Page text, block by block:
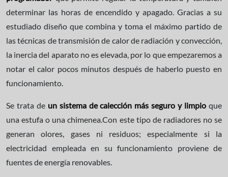
determinar las horas de encendido y apagado. Gracias a su
estudiado diseño que combina y toma el máximo partido de
las técnicas de transmisión de calor de radiación y convección,
la inercia del aparato no es elevada, por lo que empezaremos a
notar el calor pocos minutos después de haberlo puesto en
funcionamiento.
Se trata de un sistema de calección más seguro y limpio que
una estufa o una chimenea.Con este tipo de radiadores no se
generan olores, gases ni residuos; especialmente si la
electricidad empleada en su funcionamiento proviene de
fuentes de energía renovables.